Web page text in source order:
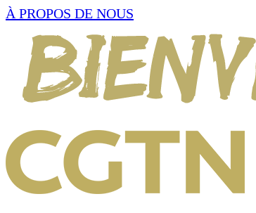
À PROPOS DE NOUS